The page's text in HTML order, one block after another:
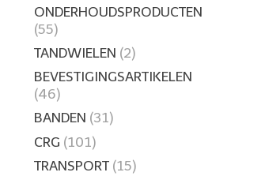
ONDERHOUDSPRODUCTEN
(55)
TANDWIELEN (2)
BEVESTIGINGSARTIKELEN
(46)
BANDEN (31)
CRG (101)
TRANSPORT (15)